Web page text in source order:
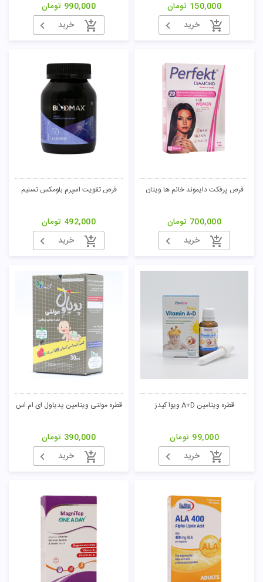
150,000 تومان
خرید
990,000 تومان
خرید
قرص پرفکت دایموند خانم ها ویتان
700,000 تومان
خرید
قرص تقویت اسپرم بلومکس تسنیم
492,000 تومان
خرید
قطره ویتامین A+D ویوا کیدز
99,000 تومان
خرید
قطره مولتی ویتامین پدیاول ای ام اس
390,000 تومان
خرید